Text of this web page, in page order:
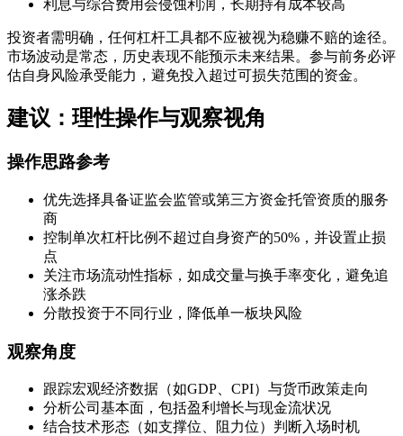
利息与综合费用会侵蚀利润，长期持有成本较高
投资者需明确，任何杠杆工具都不应被视为稳赚不赔的途径。
市场波动是常态，历史表现不能预示未来结果。参与前务必评
估自身风险承受能力，避免投入超过可损失范围的资金。
建议：理性操作与观察视角
操作思路参考
优先选择具备证监会监管或第三方资金托管资质的服务
商
控制单次杠杆比例不超过自身资产的50%，并设置止损
点
关注市场流动性指标，如成交量与换手率变化，避免追
涨杀跌
分散投资于不同行业，降低单一板块风险
观察角度
跟踪宏观经济数据（如GDP、CPI）与货币政策走向
分析公司基本面，包括盈利增长与现金流状况
结合技术形态（如支撑位、阻力位）判断入场时机